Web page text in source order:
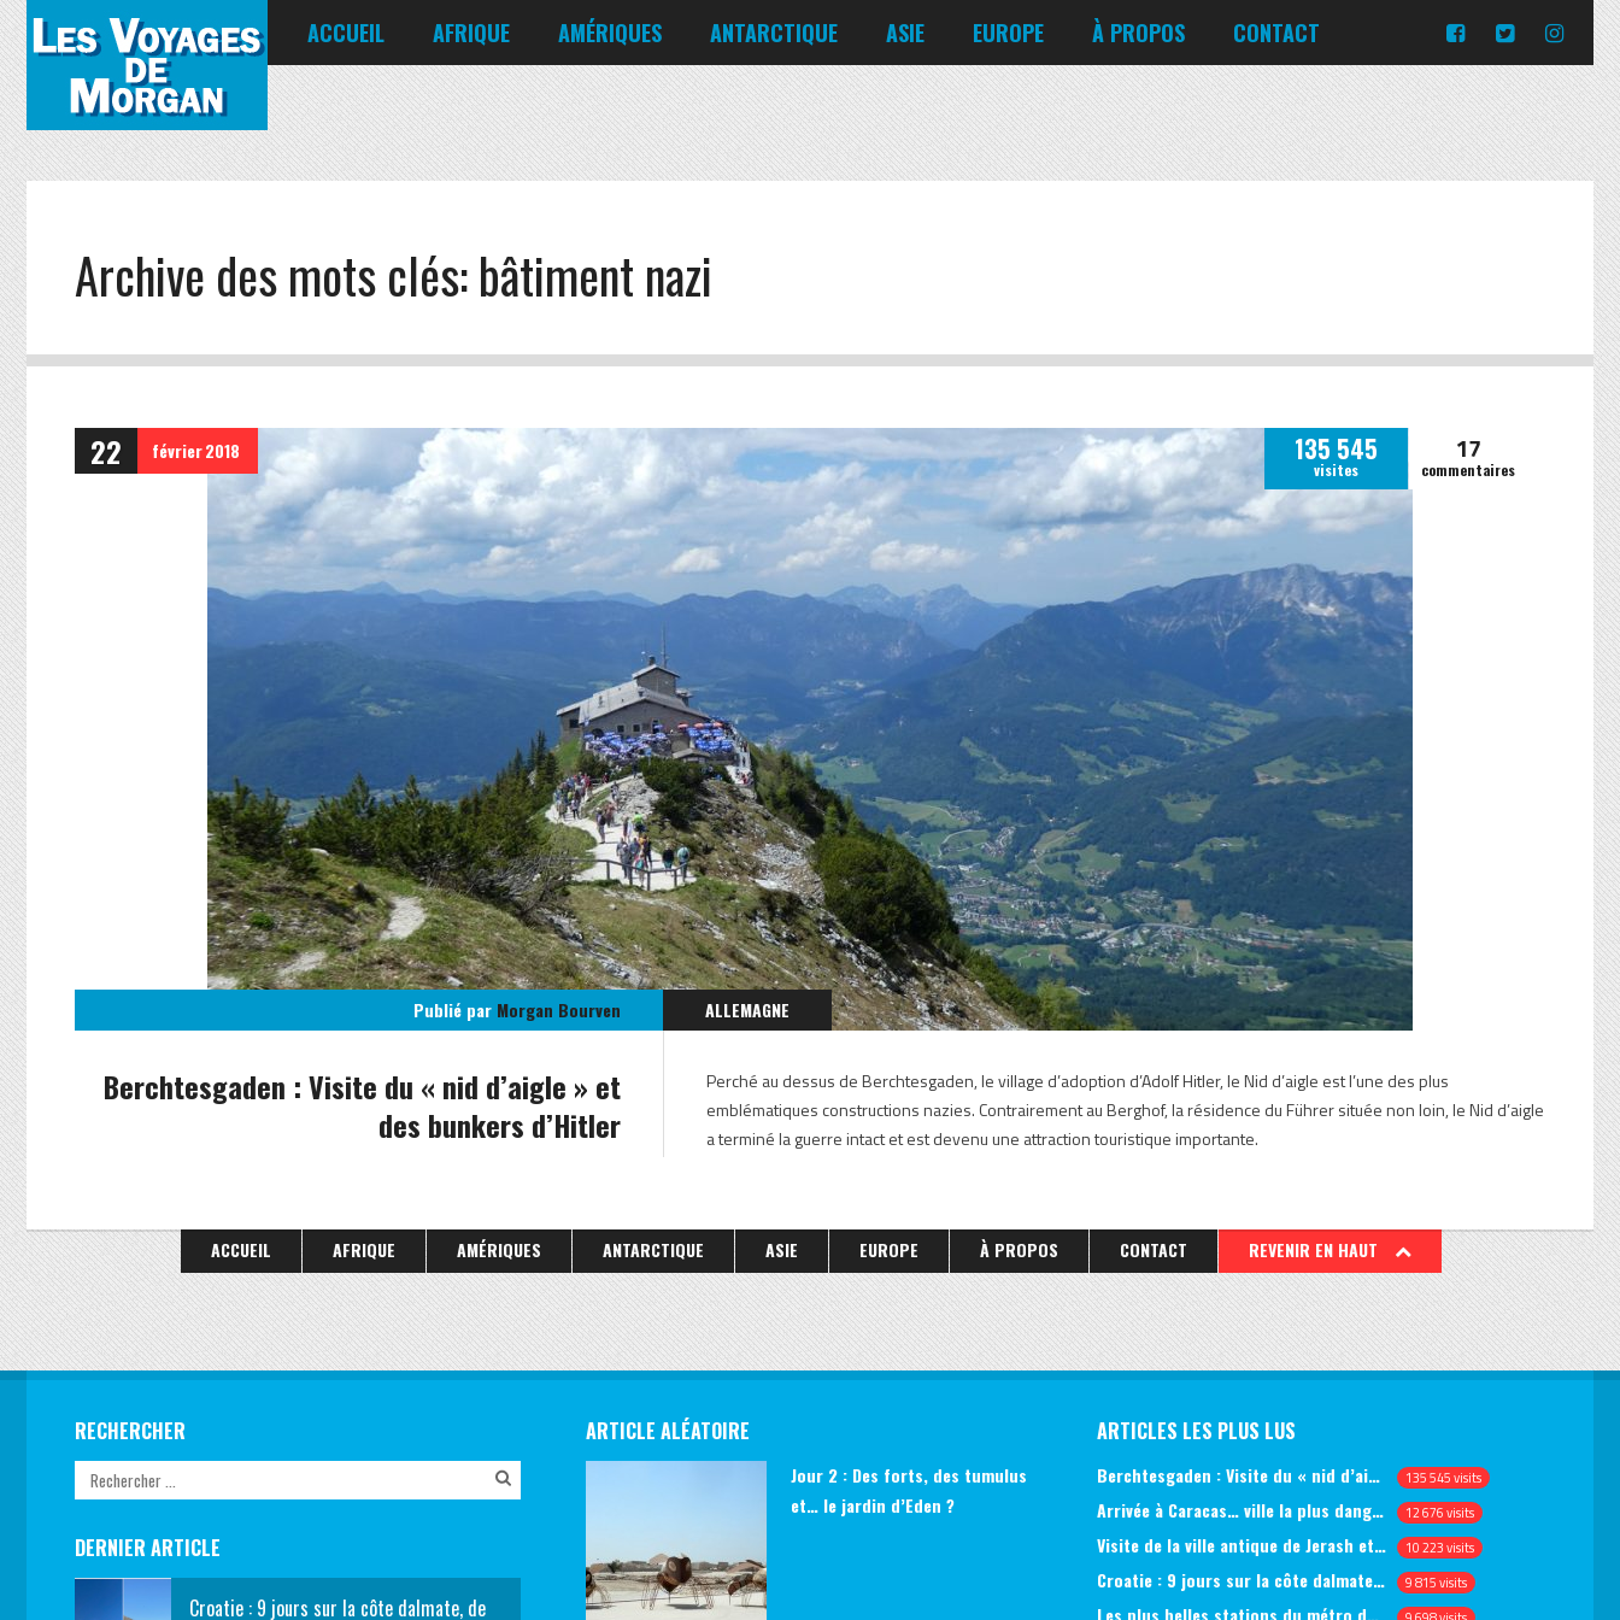
ACCUEIL AFRIQUE
Égypte
Kenya
AMÉRIQUES
Canada
Chili
États-Unis
Mexique
Nicaragua
ANTARCTIQUE ASIE
Bahreïn
Bangladesh
Corée du Sud
Emirats Arabes Unis
Japon
EUROPE
Allemagne
Biélorussie
Islande
Italie
Lituanie
Portugal
Ukraine
République tchèque
À PROPOS CONTACT
Turquie
Irlande
Moldavie
Norvège
Pologne
Russie
Slovaquie
Slovénie
Archive des mots clés:bâtiment nazi
22 février2018 135 545
visites
17
commentaires
Publié par Morgan Bourven
ALLEMAGNE
Berchtesgaden : Visite du « nid d’aigle » et
des bunkers d’Hitler
Perché au dessus de Berchtesgaden, le village d’adoption d’Adolf Hitler, le Nid d’aigle est l’une des plus
emblématiques constructions nazies. Contrairement au Berghof, la résidence du Führer située non loin, le Nid d’aigle
a terminé la guerre intact et est devenu une attraction touristique importante.
ACCUEIL AFRIQUE AMÉRIQUES ANTARCTIQUE ASIE EUROPE À PROPOS CONTACT REVENIR EN HAUT
RECHERCHER
DERNIER ARTICLE
Croatie : 9 jours sur la côte dalmate, de
ARTICLE ALÉATOIRE
Jour 2 : Des forts, des tumulus
et… le jardin d’Eden ?
ARTICLES LES PLUS LUS
Berchtesgaden : Visite du « nid d’aigle » et des bunkers d’Hitler 135 545 visits
Arrivée à Caracas… ville la plus dangereuse du monde (jour 1) 12 676 visits
Visite de la ville antique de Jerash et du château d’Ajlun (jour 1) 10 223 visits
Croatie : 9 jours sur la côte dalmate, de Split à Dubrovnik, en passant par Hvar et Mjlet 9 815 visits
Les plus belles stations du métro de Saint-Pétersbourg